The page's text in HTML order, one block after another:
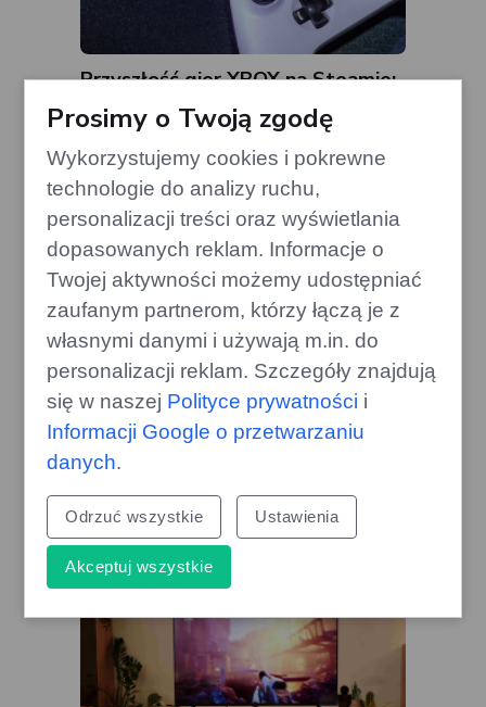
Przyszłość gier XBOX na Steamie:
gamecorner.pl
Wielka wyprzedaż: Lodówka
Whirlpool do zabudowy za 1300
zł w Media Markt
edithome.pl
Prosimy o Twoją zgodę
Wykorzystujemy cookies i pokrewne
technologie do analizy ruchu,
personalizacji treści oraz wyświetlania
dopasowanych reklam. Informacje o
Twojej aktywności możemy udostępniać
zaufanym partnerom, którzy łączą je z
własnymi danymi i używają m.in. do
personalizacji reklam. Szczegóły znajdują
się w naszej Polityce prywatności i
Informacji Google o przetwarzaniu
danych.
Odrzuć wszystkie Ustawienia
Akceptuj wszystkie